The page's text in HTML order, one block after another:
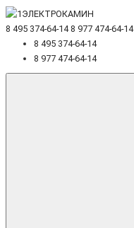
8 495 374-64-14 8 977 474-64-14
8 495 374-64-14
8 977 474-64-14